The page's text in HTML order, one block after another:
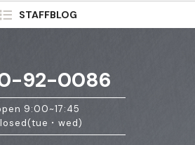
STAFFBLOG
92-0086
9:00~17:45
・wed)